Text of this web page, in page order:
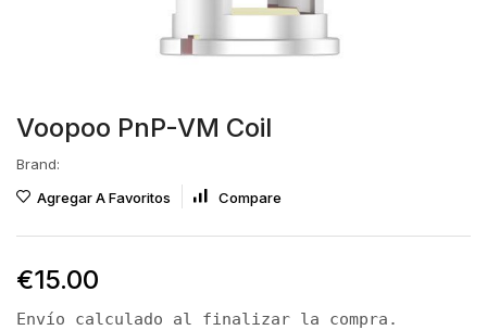
Voopoo PnP-VM Coil
Brand:
Agregar A Favoritos
Compare
€15.00
Envío calculado al finalizar la compra.